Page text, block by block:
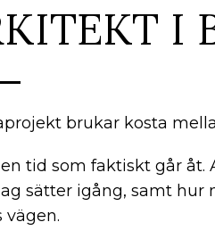
I
brukar kosta
tid som faktiskt går
sätter igång, samt hur
vägen.